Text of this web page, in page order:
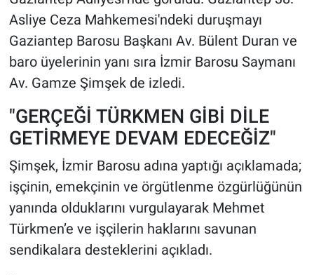
Asliye Ceza Mahkemesi'ndeki duruşmayı
Gaziantep Barosu Başkanı Av. Bülent Duran ve
baro üyelerinin yanı sıra İzmir Barosu Saymanı
Av. Gamze Şimşek de izledi.
"GERÇEĞİ TÜRKMEN GİBİ DİLE
GETİRMEYE DEVAM EDECEĞİZ"
Şimşek, İzmir Barosu adına yaptığı açıklamada;
işçinin, emekçinin ve örgütlenme özgürlüğünün
yanında olduklarını vurgulayarak Mehmet
Türkmen’e ve işçilerin haklarını savunan
sendikalara desteklerini açıkladı.